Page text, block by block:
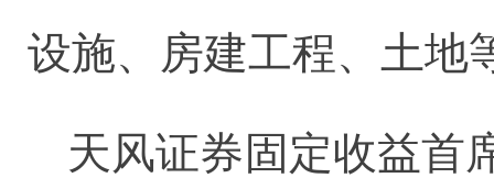
设施、房建工程、土地
天风证券固定收益首